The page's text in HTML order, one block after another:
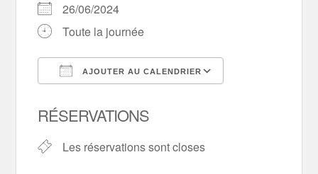
26/06/2024
Toute la journée
AJOUTER AU CALENDRIER
RÉSERVATIONS
Les réservations sont closes